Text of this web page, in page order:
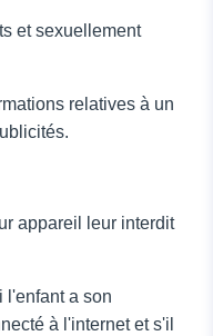
et sexuellement
relatives à un
appareil leur interdit
l'enfant a son
à l'internet et s'il